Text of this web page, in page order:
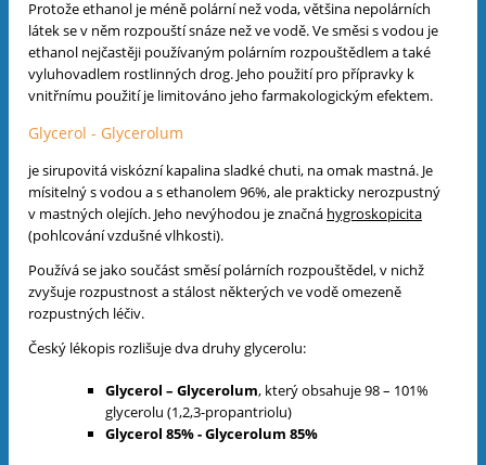
Protože ethanol je méně polární než voda, většina nepolárních
látek se v něm rozpouští snáze než ve vodě. Ve směsi s vodou je
ethanol nejčastěji používaným polárním rozpouštědlem a také
vyluhovadlem rostlinných drog. Jeho použití pro přípravky k
vnitřnímu použití je limitováno jeho farmakologickým efektem.
Glycerol - Glycerolum
je sirupovitá viskózní kapalina sladké chuti, na omak mastná. Je
mísitelný s vodou a s ethanolem 96%, ale prakticky nerozpustný
v mastných olejích. Jeho nevýhodou je značná hygroskopicita
(pohlcování vzdušné vlhkosti).
Používá se jako součást směsí polárních rozpouštědel, v nichž
zvyšuje rozpustnost a stálost některých ve vodě omezeně
rozpustných léčiv.
Český lékopis rozlišuje dva druhy glycerolu:
Glycerol – Glycerolum, který obsahuje 98 – 101%
glycerolu (1,2,3-propantriolu)
Glycerol 85% - Glycerolum 85%